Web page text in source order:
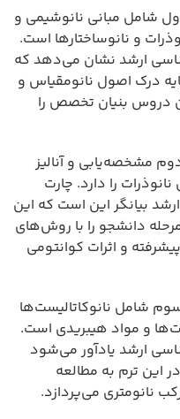
شامل مبانی نانوشیمی و
و نانوساختارها است.
ارشد نشان می‌دهد که
درک اصول نانومقیاس و
دروس بنیان تخصص را
مشخصه‌یابی و آنالیز
را دارد. چارت
بیانگر این است که این
دانشجو را با روش‌های
و اثرات کوانتومی
شامل نانوکاتالیست‌ها
و مواد هیبریدی است.
ارشد یادآور می‌شود
این ترم به مطالعه
نانومتری می‌پردازد.